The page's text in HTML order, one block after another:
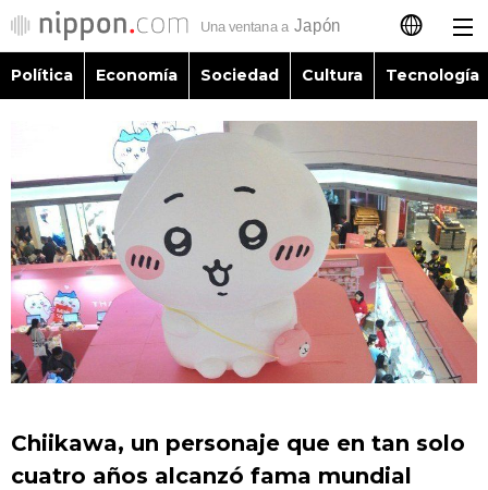
日本語
简体字
繁體字
Français
العربية
Política
Economía
Sociedad
Tecnología
Política Economía Sociedad Cultura Tecnología
Chiikawa, un personaje que en tan solo
cuatro años alcanzó fama mundial